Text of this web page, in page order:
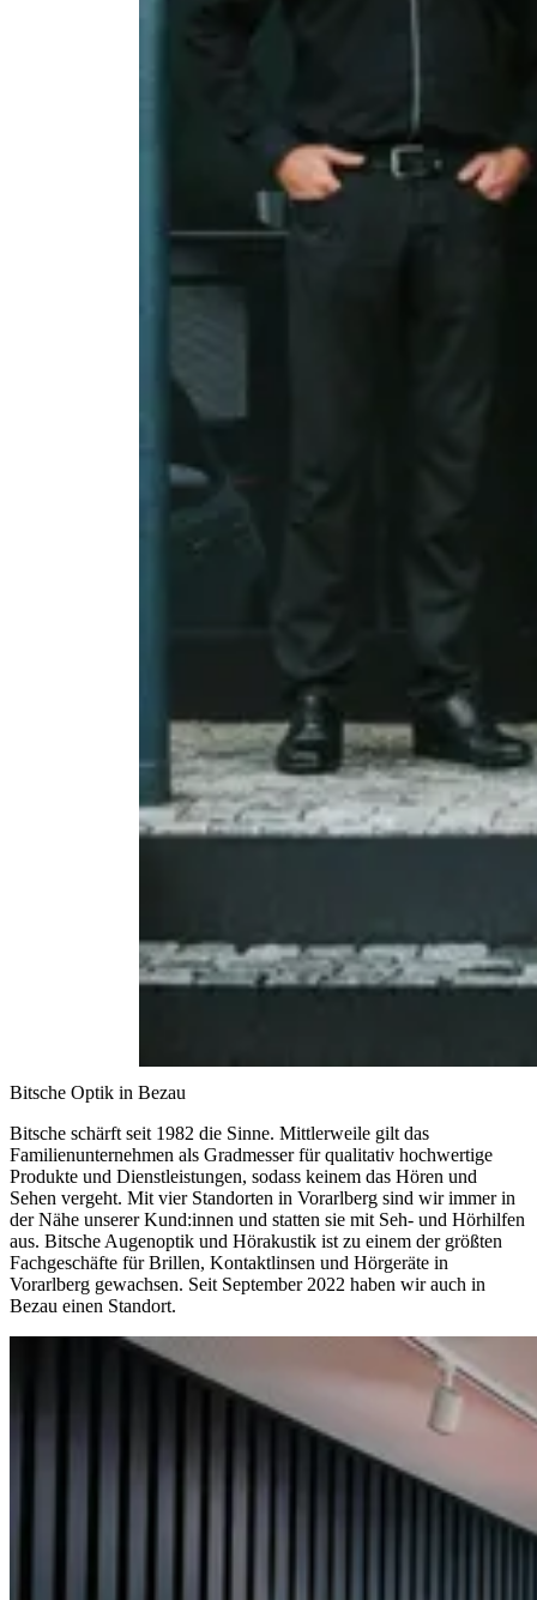
Bitsche Optik in Bezau
Bitsche schärft seit 1982 die Sinne. Mittlerweile gilt das
Familienunternehmen als Gradmesser für qualitativ hochwertige
Produkte und Dienstleistungen, sodass keinem das Hören und
Sehen vergeht. Mit vier Standorten in Vorarlberg sind wir immer in
der Nähe unserer Kund:innen und statten sie mit Seh- und Hörhilfen
aus. Bitsche Augenoptik und Hörakustik ist zu einem der größten
Fachgeschäfte für Brillen, Kontaktlinsen und Hörgeräte in
Vorarlberg gewachsen. Seit September 2022 haben wir auch in
Bezau einen Standort.